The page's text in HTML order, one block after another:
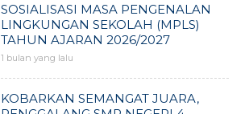
SOSIALISASI MASA PENGENALAN
LINGKUNGAN SEKOLAH (MPLS)
TAHUN AJARAN 2026/2027
1 bulan yang lalu
KOBARKAN SEMANGAT JUARA,